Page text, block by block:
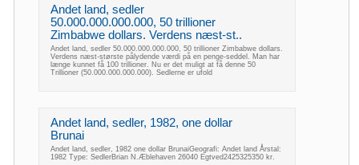
Andet land, sedler
50.000.000.000.000, 50 trillioner
Zimbabwe dollars. Verdens næst-st..
Andet land, sedler 50.000.000.000.000, 50 trillioner Zimbabwe dollars.
Verdens næst-største pålydende værdi på en penge-seddel. Man har
længe kunnet få 100 trillioner. Nu er det muligt at få denne 50
Trillioner (50.000.000.000.000). Sedlerne er ufold
Andet land, sedler, 1982, one dollar
Brunai
Andet land, sedler, 1982 one dollar BrunaiGeografi: Andet land Årstal:
1982 Type: SedlerBrian N.Æblehaven 26040 Egtved2425325350 kr.